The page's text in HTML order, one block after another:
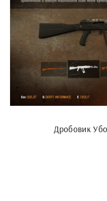
Дробовик